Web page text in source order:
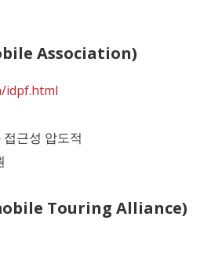
Association)
idpf.html
근성 압도적
Touring Alliance)